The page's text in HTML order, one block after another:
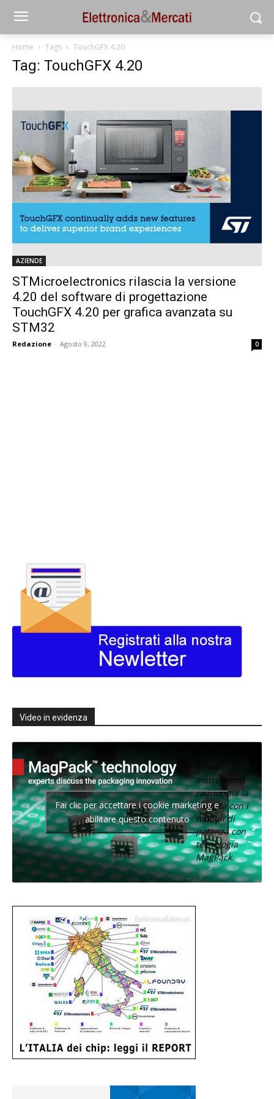
Home Tags TouchGFX 4.20
Tag: TouchGFX 4.20
AZIENDE
STMicroelectronics rilascia la versione
4.20 del software di progettazione
TouchGFX 4.20 per grafica avanzata su
STM32
Redazione - Agosto 9, 2022 0
Video in evidenza
Texas
Instruments
raddoppia la
densità con i
moduli di
potenza con
tecnologia
MagPack.
Fai clic per accettare i cookie marketing e
abilitare questo contenuto